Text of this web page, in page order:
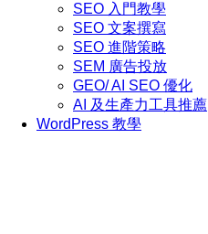
SEO 入門教學
SEO 文案撰寫
SEO 進階策略
SEM 廣告投放
GEO/ AI SEO 優化
AI 及生產力工具推薦
WordPress 教學